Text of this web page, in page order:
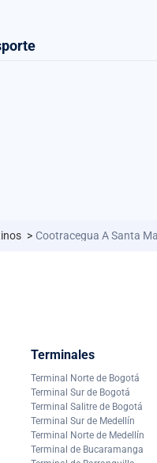
> Cootracegua A Santa
Terminales
Terminal Norte de Bogotá
Terminal Sur de Bogotá
Terminal Salitre de Bogotá
Terminal Sur de Medellín
Terminal Norte de Medellín
Terminal de Bucaramanga